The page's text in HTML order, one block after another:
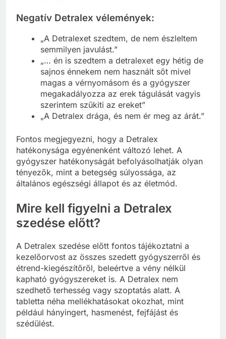
Negatív Detralex vélemények:
„A Detralexet szedtem, de nem észleltem
semmilyen javulást.”
„… én is szedtem a detralexet egy hétig de
sajnos énnekem nem használt sőt mivel
magas a vérnyomásom és a gyógyszer
megakadályozza az erek tágulását vagyis
szerintem szűkiti az ereket”
„A Detralex drága, és nem ér meg az árát.”
Fontos megjegyezni, hogy a Detralex
hatékonysága egyénenként változó lehet. A
gyógyszer hatékonyságát befolyásolhatják olyan
tényezők, mint a betegség súlyossága, az
általános egészségi állapot és az életmód.
Mire kell figyelni a Detralex
szedése előtt?
A Detralex szedése előtt fontos tájékoztatni a
kezelőorvost az összes szedett gyógyszerről és
étrend-kiegészítőről, beleértve a vény nélkül
kapható gyógyszereket is. A Detralex nem
szedhető terhesség vagy szoptatás alatt. A
tabletta néha mellékhatásokat okozhat, mint
például hányingert, hasmenést, fejfájást és
szédülést.